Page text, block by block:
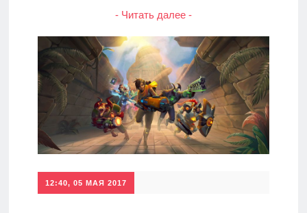
- Читать далее -
12:40, 05 МАЯ 2017